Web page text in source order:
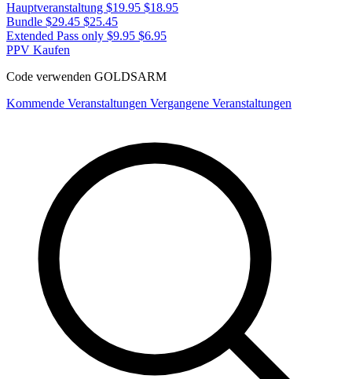
Hauptveranstaltung $19.95 $18.95
Bundle $29.45 $25.45
Extended Pass only $9.95 $6.95
PPV Kaufen
Code verwenden GOLDSARM
Kommende Veranstaltungen Vergangene Veranstaltungen